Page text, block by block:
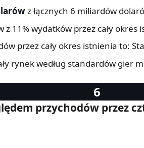
z łącznych 6 miliardów
11% wydatków przez cały
przez cały okres istnienia to:
rynek według standardów gier
przychodów przez